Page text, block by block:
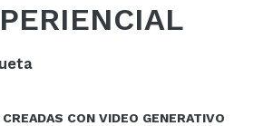
CON VIDEO GENERATIVO